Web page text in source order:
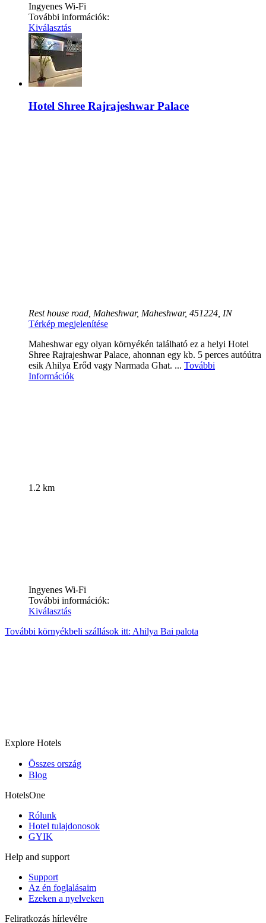
Ingyenes Wi-Fi
További információk:
Kiválasztás
Hotel Shree Rajrajeshwar Palace
Rest house road, Maheshwar, Maheshwar, 451224, IN
Térkép megjelenítése
Maheshwar egy olyan környékén található ez a helyi Hotel
Shree Rajrajeshwar Palace, ahonnan egy kb. 5 perces autóútra
esik Ahilya Erőd vagy Narmada Ghat. ... További
Információk
1.2 km
Ingyenes Wi-Fi
További információk:
Kiválasztás
További környékbeli szállások itt: Ahilya Bai palota
Explore Hotels
Összes ország
Blog
HotelsOne
Rólunk
Hotel tulajdonosok
GYIK
Help and support
Support
Az én foglalásaim
Ezeken a nyelveken
Feliratkozás hírlevélre